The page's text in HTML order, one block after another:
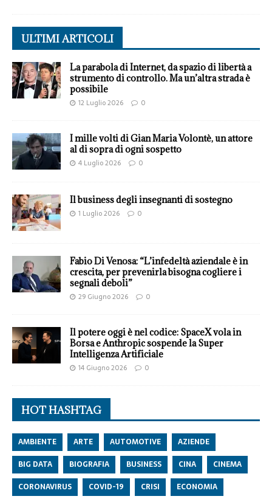
ULTIMI ARTICOLI
La parabola di Internet, da spazio di libertà a
strumento di controllo. Ma un’altra strada è
possibile
12 Luglio 2026 0
I mille volti di Gian Maria Volontè, un attore
al di sopra di ogni sospetto
4 Luglio 2026 0
Il business degli insegnanti di sostegno
1 Luglio 2026 0
Fabio Di Venosa: “L’infedeltà aziendale è in
crescita, per prevenirla bisogna cogliere i
segnali deboli”
29 Giugno 2026 0
Il potere oggi è nel codice: SpaceX vola in
Borsa e Anthropic sospende la Super
Intelligenza Artificiale
14 Giugno 2026 0
HOT HASHTAG
AMBIENTE ARTE AUTOMOTIVE
AZIENDE
BIG DATA
BIOGRAFIA BUSINESS CINA
CINEMA
CORONAVIRUS
COVID-19 CRISI ECONOMIA